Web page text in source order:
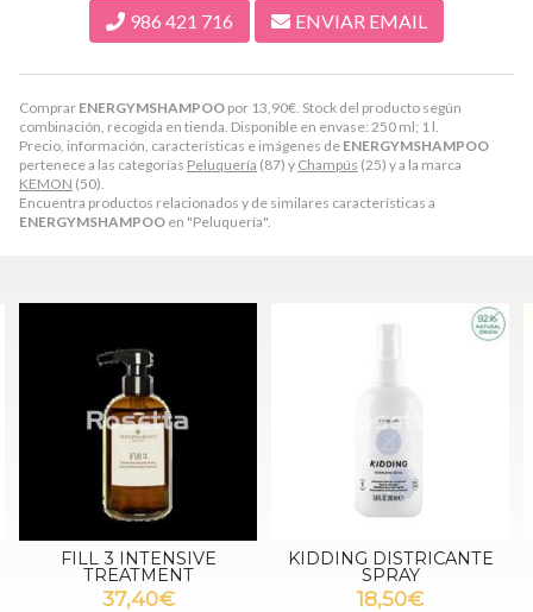
Comprar ENERGYMSHAMPOO por 13,90€. Stock del producto según
combinación, recogida en tienda. Disponible en envase: 250 ml; 1 l.
Precio, información, características e imágenes de ENERGYMSHAMPOO
pertenece a las categorías Peluquería (87) y Champús (25) y a la marca
KEMON (50).
Encuentra productos relacionados y de similares características a
ENERGYMSHAMPOO en "Peluquería".
986 421 716 ENVIAR EMAIL
KIDDING DISTRICANTE
SPRAY
18,50€
MORINGA WASH
32,00€
más variaciones